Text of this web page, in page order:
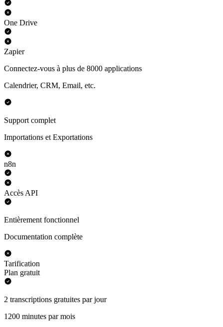
One Drive
Zapier
Connectez-vous à plus de 8000 applications
Calendrier, CRM, Email, etc.
Support complet
Importations et Exportations
n8n
Accès API
Entièrement fonctionnel
Documentation complète
Tarification
Plan gratuit
2 transcriptions gratuites par jour
1200 minutes par mois